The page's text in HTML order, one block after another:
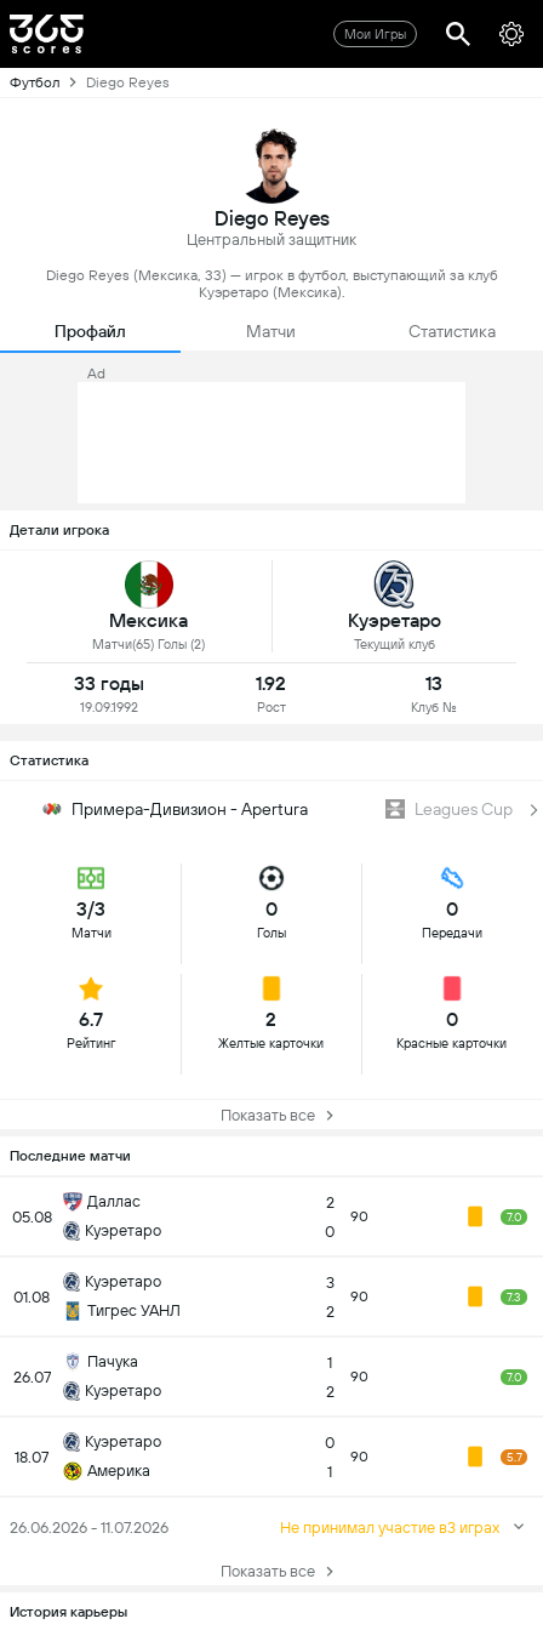
Мои Игры
Футбол Diego Reyes
Diego Reyes
Центральный защитник
Diego Reyes (Мексика, 33) — игрок в футбол, выступающий за клуб
Куэретаро (Мексика).
Профайл Матчи Статистика
Ad
Детали игрока
Мексика
Матчи(65) Голы (2)
Куэретаро
Текущий клуб
33 годы
19.09.1992
1.92
Рост
13
Клуб №
Статистика
Примера-Дивизион - Apertura Leagues Cup
3/3
Матчи
0
Голы
0
Передачи
6.7
Рейтинг
2
Желтые карточки
0
Красные карточки
Показать все
Последние матчи
05.08
Даллас
Куэретаро
2
0
90 7.0
01.08
Куэретаро
Тигрес УАНЛ
3
2
90 7.3
26.07
Пачука
Куэретаро
1
2
90 7.0
18.07
Куэретаро
Америка
0
1
90 5.7
26.06.2026 - 11.07.2026 Не принимал участие в3 играх
Показать все
История карьеры